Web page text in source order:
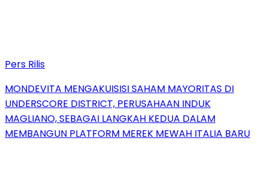
Pers Rilis
MONDEVITA MENGAKUISISI SAHAM MAYORITAS DI
UNDERSCORE DISTRICT, PERUSAHAAN INDUK
MAGLIANO, SEBAGAI LANGKAH KEDUA DALAM
MEMBANGUN PLATFORM MEREK MEWAH ITALIA BARU